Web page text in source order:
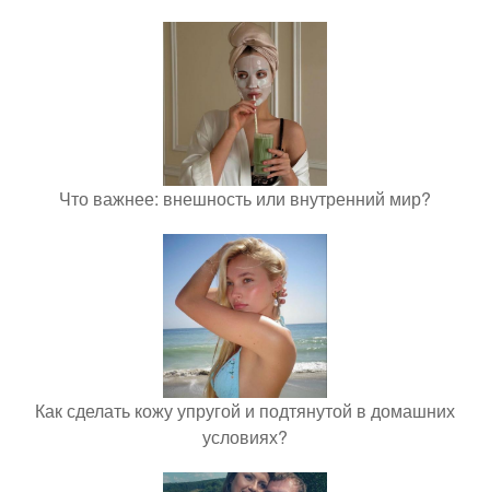
Что важнее: внешность или внутренний мир?
Как сделать кожу упругой и подтянутой в домашних
условиях?